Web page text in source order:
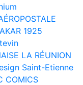
1925
LA RÉUNION
Saint-Etienne
COMICS